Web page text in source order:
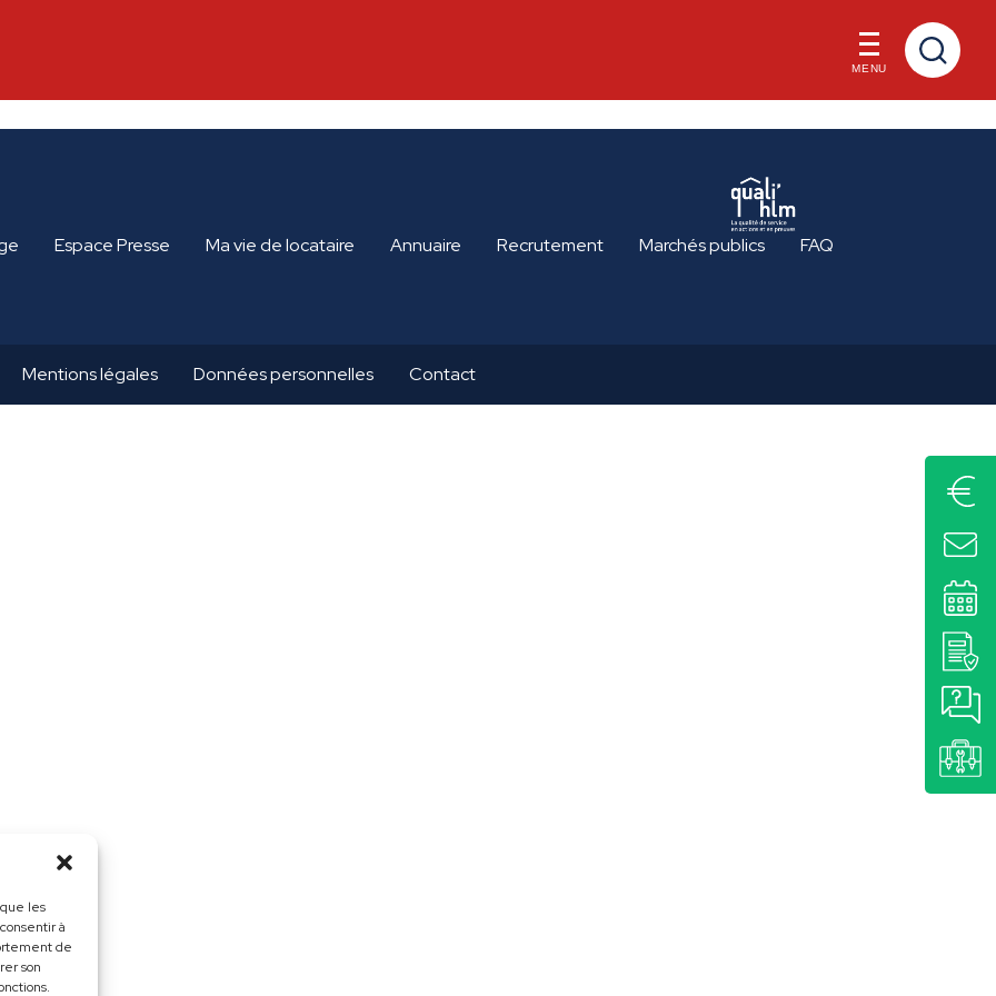
les
à
de
son
MENU
Espace Presse Ma vie de locataire Annuaire Recrutement Marchés publics FAQ
Mentions légales Données personnelles Contact